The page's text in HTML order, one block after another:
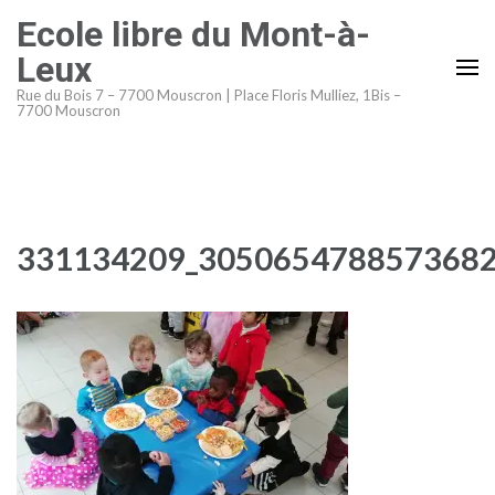
au
contenu
(Pressez
Ecole libre du Mont-à-
Leux
Rue du Bois 7 – 7700 Mouscron | Place Floris Mulliez, 1Bis –
7700 Mouscron